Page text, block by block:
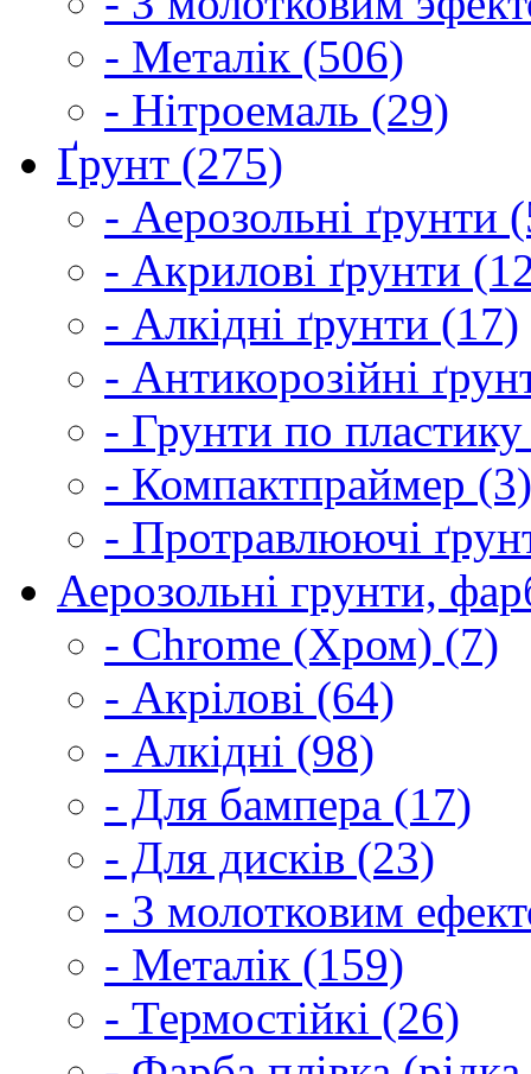
- Металік (506)
- Нітроемаль (29)
Ґрунт (275)
- Аерозольні ґрунти
- Акрилові ґрунти
- Алкідні ґрунти (17)
- Антикорозійні
- Грунти по
- Компактпраймер (3)
- Протравлюючі
Аерозольні грунти,
- Chrome (Хром) (7)
- Акрілові (64)
- Алкідні (98)
- Для бампера (17)
- Для дисків (23)
- З молотковим
- Металік (159)
- Термостійкі (26)